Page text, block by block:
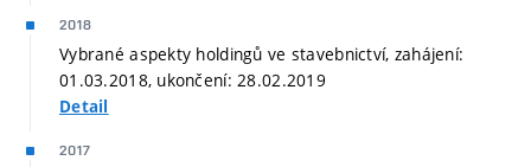
2018
Vybrané aspekty holdingů ve stavebnictví, zahájení:
01.03.2018, ukončení: 28.02.2019
Detail
2017